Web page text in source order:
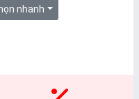
nhanh